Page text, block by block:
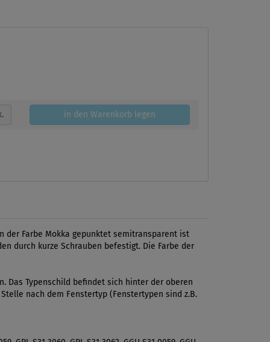
in den Warenkorb legen
der Farbe Mokka gepunktet semitransparent ist
durch kurze Schrauben befestigt. Die Farbe der
Das Typenschild befindet sich hinter der oberen
nach dem Fenstertyp (Fenstertypen sind z.B.